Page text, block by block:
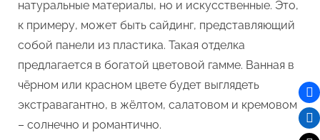
натуральные материалы, но и искусственные. Это,
к примеру, может быть сайдинг, представляющий
собой панели из пластика. Такая отделка
предлагается в богатой цветовой гамме. Ванная в
чёрном или красном цвете будет выглядеть
экстравагантно, в жёлтом, салатовом и кремовом
– солнечно и романтично.